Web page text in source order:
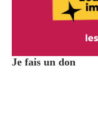
Je fais un don